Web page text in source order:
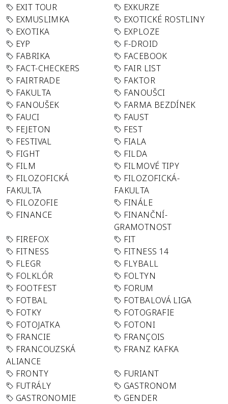
EXIT TOUR
EXKURZE
EXMUSLIMKA
EXOTICKÉ ROSTLINY
EXOTIKA
EXPLOZE
EYP
F-DROID
FABRIKA
FACEBOOK
FACT-CHECKERS
FAIR LIST
FAIRTRADE
FAKTOR
FAKULTA
FANOUŠCI
FANOUŠEK
FARMA BEZDÍNEK
FAUCI
FAUST
FEJETON
FEST
FESTIVAL
FIALA
FIGHT
FILDA
FILM
FILMOVÉ TIPY
FILOZOFICKÁ
FAKULTA
FILOZOFICKÁ-
FAKULTA
FILOZOFIE
FINÁLE
FINANCE
FINANČNÍ-
GRAMOTNOST
FIREFOX
FIT
FITNESS
FITNESS 14
FLEGR
FLYBALL
FOLKLÓR
FOLTYN
FOOTFEST
FORUM
FOTBAL
FOTBALOVÁ LIGA
FOTKY
FOTOGRAFIE
FOTOJATKA
FOTONI
FRANCIE
FRANÇOIS
FRANCOUZSKÁ
ALIANCE
FRANZ KAFKA
FRONTY
FURIANT
FUTRÁLY
GASTRONOM
GASTRONOMIE
GENDER